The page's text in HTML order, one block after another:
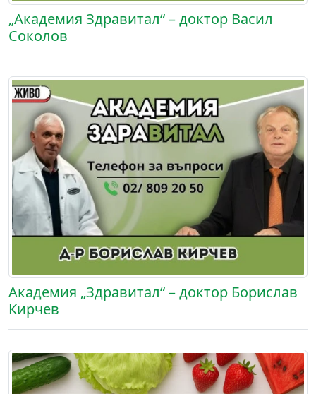
„Академия Здравитал“ – доктор Васил
Соколов
Академия „Здравитал“ – доктор Борислав
Кирчев